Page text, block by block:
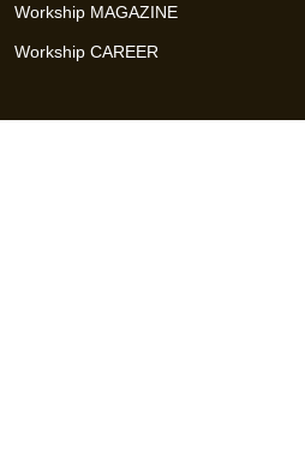
Workship MAGAZINE
Workship CAREER